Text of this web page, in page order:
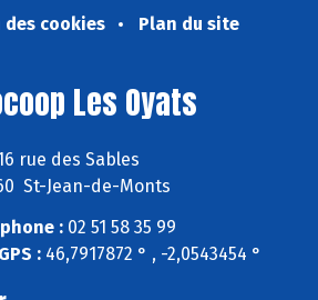
des cookies
Plan du site
Les Oyats
rue des Sables
St-Jean-de-Monts
:02 51 58 35 99
:46,7917872 ° , -2,0543454 °